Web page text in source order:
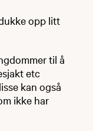
opp litt
til å
etc
kan også
ikke har